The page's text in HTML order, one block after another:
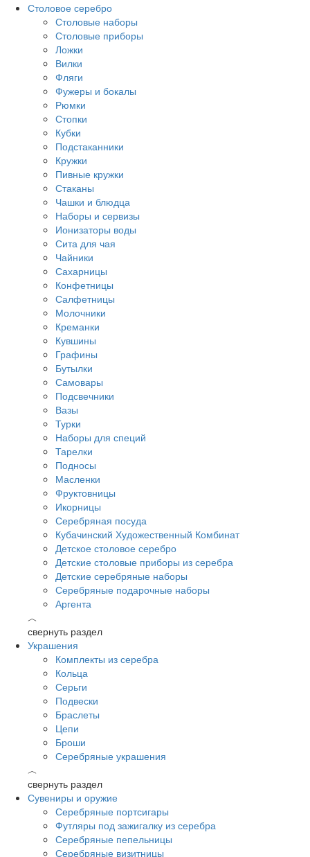
Столовое серебро
Столовые наборы
Столовые приборы
Ложки
Вилки
Фляги
Фужеры и бокалы
Рюмки
Стопки
Кубки
Подстаканники
Кружки
Пивные кружки
Стаканы
Чашки и блюдца
Наборы и сервизы
Ионизаторы воды
Сита для чая
Чайники
Сахарницы
Конфетницы
Салфетницы
Молочники
Креманки
Кувшины
Графины
Бутылки
Самовары
Подсвечники
Вазы
Турки
Наборы для специй
Тарелки
Подносы
Масленки
Фруктовницы
Икорницы
Серебряная посуда
Кубачинский Художественный Комбинат
Детское столовое серебро
Детские столовые приборы из серебра
Детские серебряные наборы
Серебряные подарочные наборы
Аргента
︿
свернуть раздел
Украшения
Комплекты из серебра
Кольца
Серьги
Подвески
Браслеты
Цепи
Броши
Серебряные украшения
︿
свернуть раздел
Сувениры и оружие
Серебряные портсигары
Футляры под зажигалку из серебра
Серебряные пепельницы
Серебряные визитницы